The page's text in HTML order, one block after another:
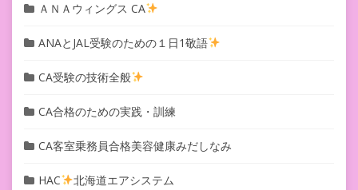
ＡＮＡウィングス CA
ANAとJAL受験のための１日1敬語
CA受験の技術全般
CA合格のための実践・訓練
CA客室乗務員合格美容健康みだしなみ
HAC 北海道エアシステム